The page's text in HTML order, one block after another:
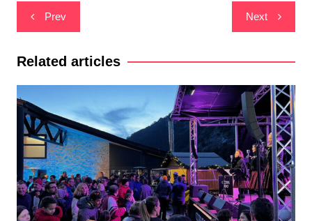
Navegació
d'entrades
Prev Next
Related articles